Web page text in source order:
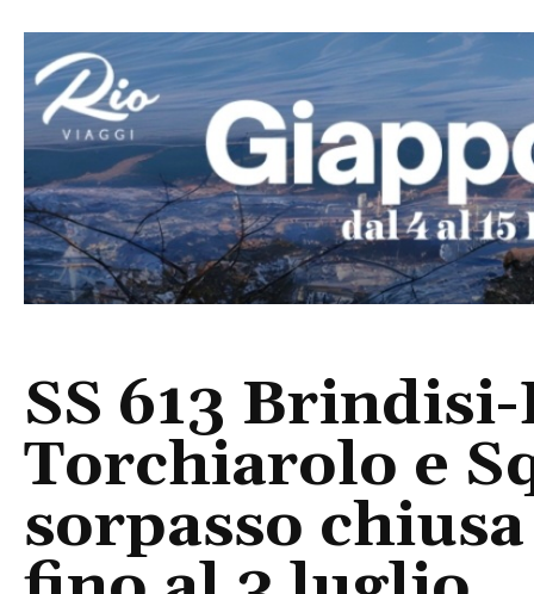
SS 613
Torchiarolo e
sorpasso